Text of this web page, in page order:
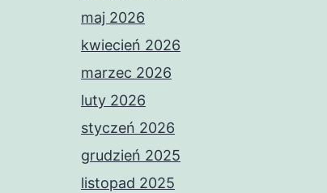
maj 2026
kwiecień 2026
marzec 2026
luty 2026
styczeń 2026
grudzień 2025
listopad 2025